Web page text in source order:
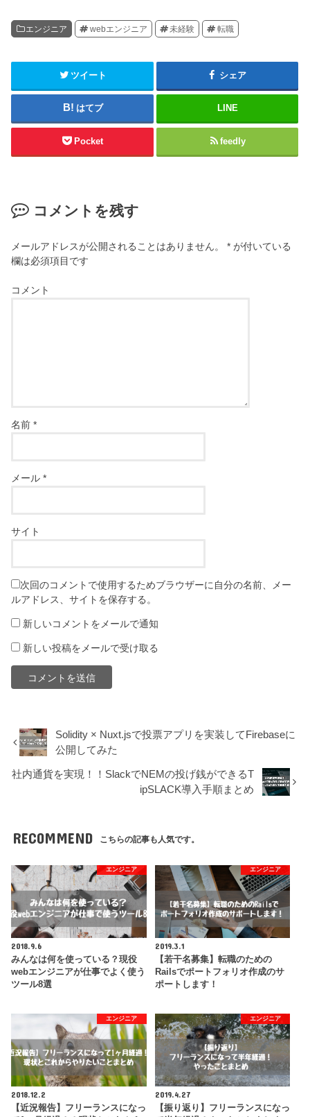
エンジニア webエンジニア 未経験 転職
ツイート シェア
はてブ LINE
Pocket feedly
コメントを残す
メールアドレスが公開されることはありません。 * が付いている
欄は必須項目です
コメント
名前*
メール*
サイト
次回のコメントで使用するためブラウザーに自分の名前、メー
ルアドレス、サイトを保存する。
新しいコメントをメールで通知
新しい投稿をメールで受け取る
Solidity × Nuxt.jsで投票アプリを実装してFirebaseに
公開してみた
社内通貨を実現！！SlackでNEMの投げ銭ができるT
ipSLACK導入手順まとめ
RECOMMEND こちらの記事も人気です。
エンジニア
2018.9.6
みんなは何を使っている？現役
webエンジニアが仕事でよく使う
ツール8選
エンジニア
2019.3.1
【若干名募集】転職のための
Railsでポートフォリオ作成のサ
ポートします！
エンジニア
2018.12.2
【近況報告】フリーランスになっ
エンジニア
2019.4.27
【振り返り】フリーランスになっ